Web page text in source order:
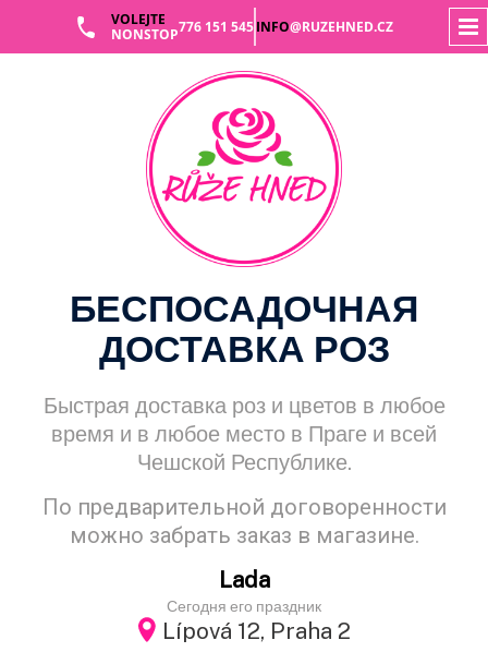
VOLEJTE
NONSTOP776 151 545INFO@RUZEHNED.CZ
Lada
Сегодня его праздник
Lípová 12, Praha 2
БЕСПОСАДОЧНАЯ
ДОСТАВКА РОЗ
Быстрая доставка роз и цветов в любое
время и в любое место в Праге и всей
Чешской Республике.
По предварительной договоренности
можно забрать заказ в магазине.